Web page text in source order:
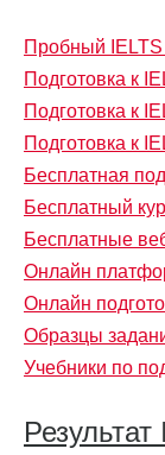
Пробный
Подготовка к
Подготовка к
Подготовка к
Бесплатная
Бесплатный
Бесплатные
Онлайн
Онлайн
Образцы
Учебники по
Результат